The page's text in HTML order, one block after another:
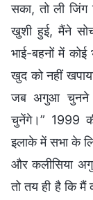
सका, तो ली जिंग
खुशी हुई, मैंने
भाई-बहनों में
खुद को नहीं
जब अगुआ चुनने
चुनेंगे।” 1999
इलाके में सभा के
और कलीसिया
तो तय ही है कि